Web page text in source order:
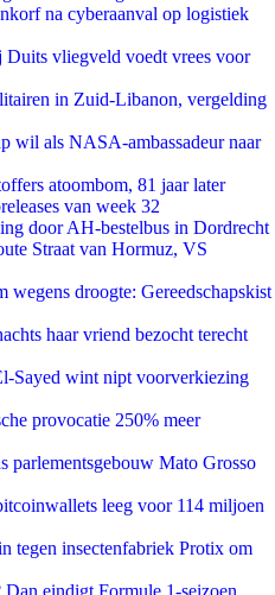
na cyberaanval op logistiek
vliegveld voedt vrees voor
in Zuid-Libanon, vergelding
wil als NASA-ambassadeur naar
atoombom, 81 jaar later
van week 32
door AH-bestelbus in Dordrecht
Straat van Hormuz, VS
wegens droogte: Gereedschapskist
haar vriend bezocht terecht
Sayed wint nipt voorverkiezing
provocatie 250% meer
parlementsgebouw Mato Grosso
leeg voor 114 miljoen
tegen insectenfabriek Protix om
eindigt Formule 1-seizoen